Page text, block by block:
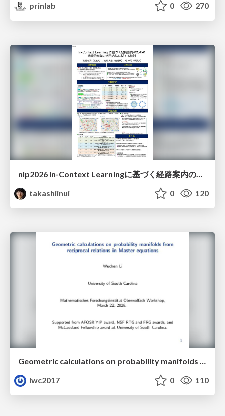
prinlab
0 270
takashiinui
0 120
Geometric calculations on probability manifolds from reciprocal relations in Master equations
lwc2017
0 110